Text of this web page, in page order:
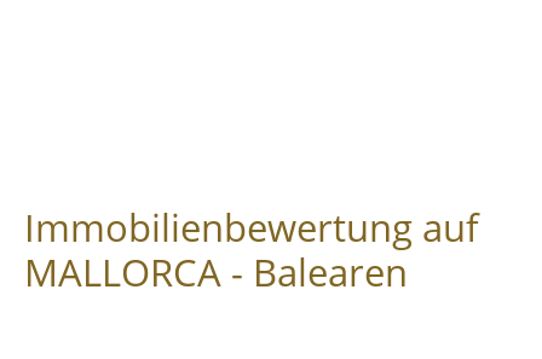
Immobilienbewertung auf
MALLORCA - Balearen